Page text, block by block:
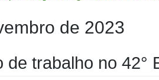
de 2023
de trabalho no 42°